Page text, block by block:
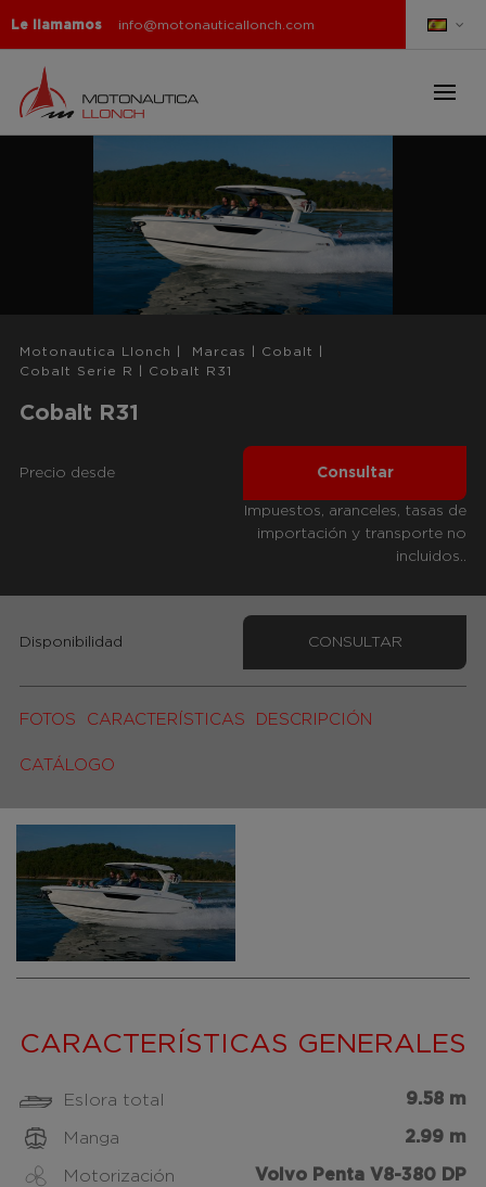
Le llamamos info@motonauticallonch.com
Motonautica Llonch Marcas Cobalt
Cobalt Serie R
Cobalt R31
Cobalt R31
Precio desde Consultar
Impuestos, aranceles, tasas de
importación y transporte no
incluidos..
FOTOS CARACTERÍSTICAS DESCRIPCIÓN
CATÁLOGO
Disponibilidad CONSULTAR
CARACTERÍSTICAS GENERALES
Eslora total 9.58 m
Manga 2.99 m
Motorización
Volvo Penta V8-380 DP